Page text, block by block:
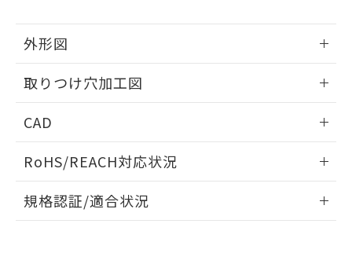
外形図
取りつけ穴加工図
CAD
ドすることができます。
ログイン/会員登録
RoHS/REACH対応状況
EU RoHS 注意事項・凡例
規格認証/適合状況
荷製品に未対応品が混在することから備考
欄に対応日を記載しておりました。
していることから、特段のことがない限
り、2022年1月12日より割愛しておりま
す。